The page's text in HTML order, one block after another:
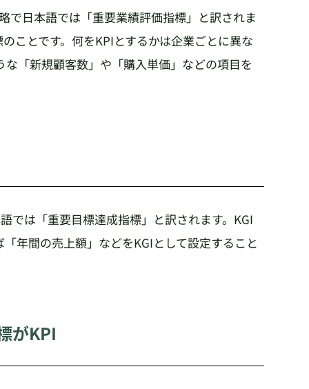
日本語では「重要業績評価指標」と訳されま
ことです。何をKPIとするかは企業ごとに異な
「新規顧客数」や「購入単価」などの項目を
では「重要目標達成指標」と訳されます。KGI
年間の売上額」などをKGIとして設定すること
がKPI